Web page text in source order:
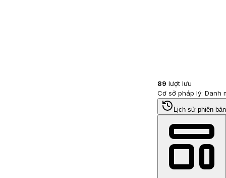
89 lượt lưu
Cơ sở pháp lý: Danh
Lịch sử phiên